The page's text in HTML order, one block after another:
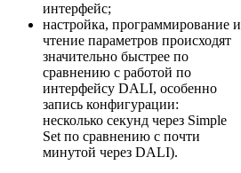
интерфейс;
настройка, программирование и
чтение параметров происходят
значительно быстрее по
сравнению с работой по
интерфейсу DALI, особенно
запись конфигурации:
несколько секунд через Simple
Set по сравнению с почти
минутой через DALI).